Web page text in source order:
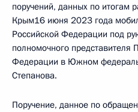
поручений, данных по итогам
Крым16 июня 2023 года
Российской Федерации под
полномочного представителя
Федерации в Южном
Степанова.
Поручение, данное по